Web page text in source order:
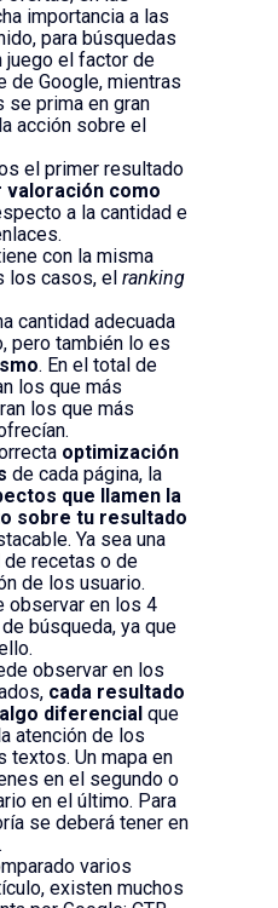
importancia a las
para búsquedas
juego el factor de
de Google, mientras
se prima en gran
acción sobre el
el primer resultado
valoración como
a la cantidad e
con la misma
los casos, el ranking
cantidad adecuada
pero también lo es
. En el total de
los que más
los que más
optimización
de cada página, la
que llamen la
sobre tu resultado
Ya sea una
recetas o de
de los usuario.
observar en los 4
búsqueda, ya que
observar en los
cada resultado
diferencial que
atención de los
textos. Un mapa en
en el segundo o
en el último. Para
se deberá tener en
varios
existen muchos